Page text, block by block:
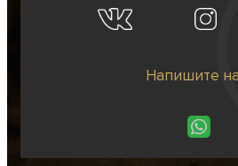
Напишите